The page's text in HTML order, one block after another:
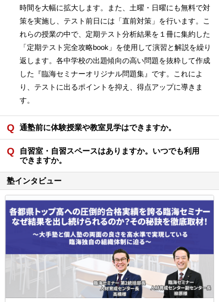
時間を大幅に拡大します。また、土曜・日曜にも無料で対
策を実施し、テスト前日には「直前対策」を行います。こ
れらの授業の中で、定期テスト分析結果を１冊に集約した
「定期テスト完全攻略book」を使用して演習と解説を繰り
返します。各中学校の出題傾向の高い問題を抜粋して作成
した『臨海セミナーオリジナル問題集』です。これによ
り、テストに出るポイントを抑え、得点アップに導きま
す。
通塾前に体験授業や教室見学はできますか。
自習室・自習スペースはありますか。いつでも利用
できますか。
塾インタビュー